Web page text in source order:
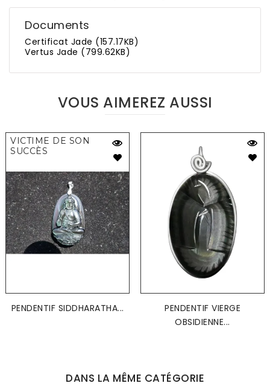
Documents
Certificat Jade (157.17KB)
Vertus Jade (799.62KB)
VOUS AIMEREZ AUSSI
VICTIME DE SON
SUCCÈS
PENDENTIF SIDDHARATHA...
PENDENTIF VIERGE
OBSIDIENNE...
DANS LA MÊME CATÉGORIE